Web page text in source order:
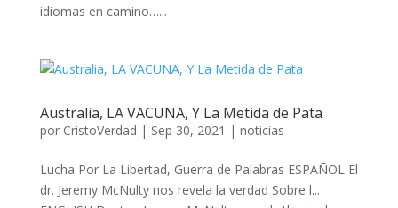
idiomas en camino…...
Australia, LA VACUNA, Y La Metida de Pata
por CristoVerdad | Sep 30, 2021 | noticias
Lucha Por La Libertad, Guerra de Palabras ESPAÑOL El
dr. Jeremy McNulty nos revela la verdad Sobre l...